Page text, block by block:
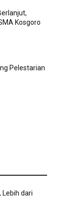
Kosgoro
Pelestarian
Lebih dari